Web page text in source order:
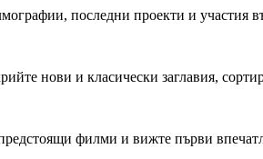
последни проекти и участия
нови и класически заглавия,
филми и вижте първи